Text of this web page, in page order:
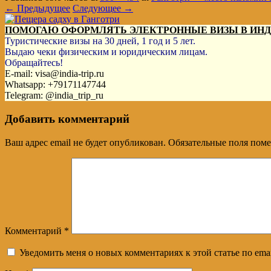
← Предыдущее Следующее →
ПОМОГАЮ ОФОРМЛЯТЬ ЭЛЕКТРОННЫЕ ВИЗЫ В
Туристические визы на 30 дней, 1 год и 5 лет.
Выдаю чеки физическим и юридическим лицам.
Обращайтесь!
E-mail: visa@india-trip.ru
Whatsapp: +79171147744
Telegram: @india_trip_ru
Добавить комментарий
Ваш адрес email не будет опубликован. Обязательные поля
Комментарий *
Уведомить меня о новых комментариях к этой статье по